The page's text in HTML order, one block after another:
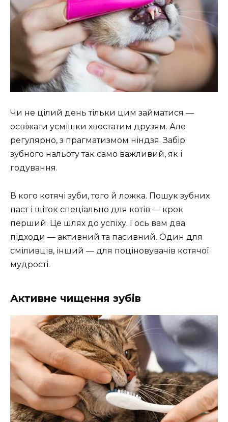
Чи не цілий день тільки цим займатися —
освіжати усмішки хвостатим друзям. Але
регулярно, з прагматизмом ніндзя. Забір
зубного нальоту так само важливий, як і
годування.
В кого котячі зуби, того й ложка. Пошук зубних
паст і щіток спеціально для котів — крок
перший. Це шлях до успіху. І ось вам два
підходи — активний та пасивний. Один для
сміливців, інший — для поціновувачів котячої
мудрості.
Активне чищення зубів